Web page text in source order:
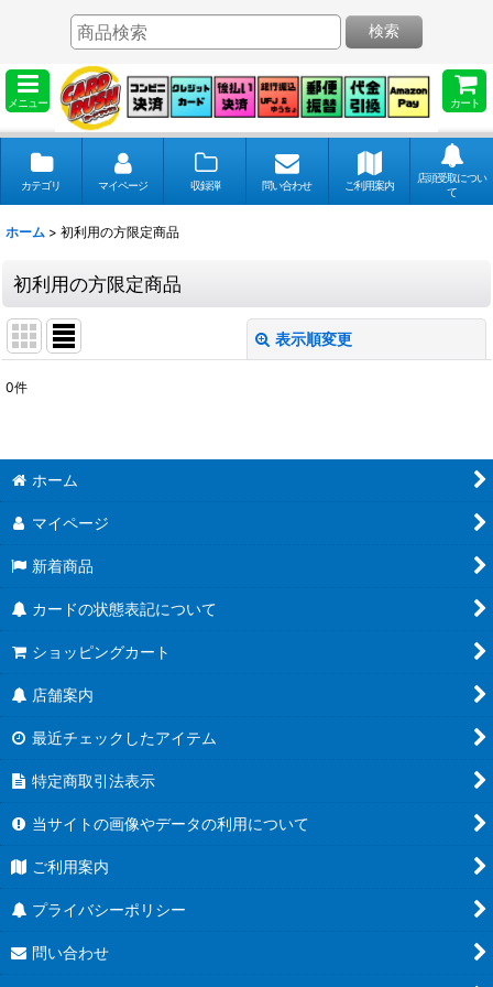
メニュー カート
検索
カテゴリ マイページ 収録弾 問い合わせ ご利用案内
店頭受取につい
て
ホーム > 初利用の方限定商品
初利用の方限定商品
表示順変更
並び順:
0件
ホーム
マイページ
新着商品
カードの状態表記について
ショッピングカート
店舗案内
最近チェックしたアイテム
特定商取引法表示
当サイトの画像やデータの利用について
ご利用案内
プライバシーポリシー
問い合わせ